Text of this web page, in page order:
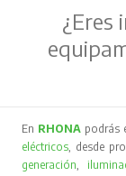
¿Eres
En RHONA podrás
eléctricos, desde
generación,